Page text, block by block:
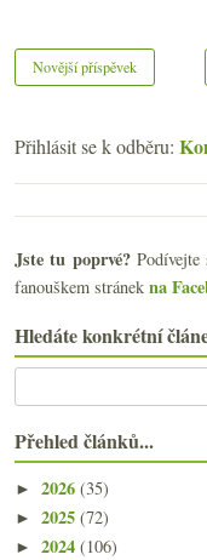
Novější příspěvek
Přihlásit se k odběru:
Jste tu poprvé?Podívejte
fanouškem stránek na
Hledáte konkrétní
Přehled článků...
► 2026 (35)
► 2025 (72)
► 2024 (106)